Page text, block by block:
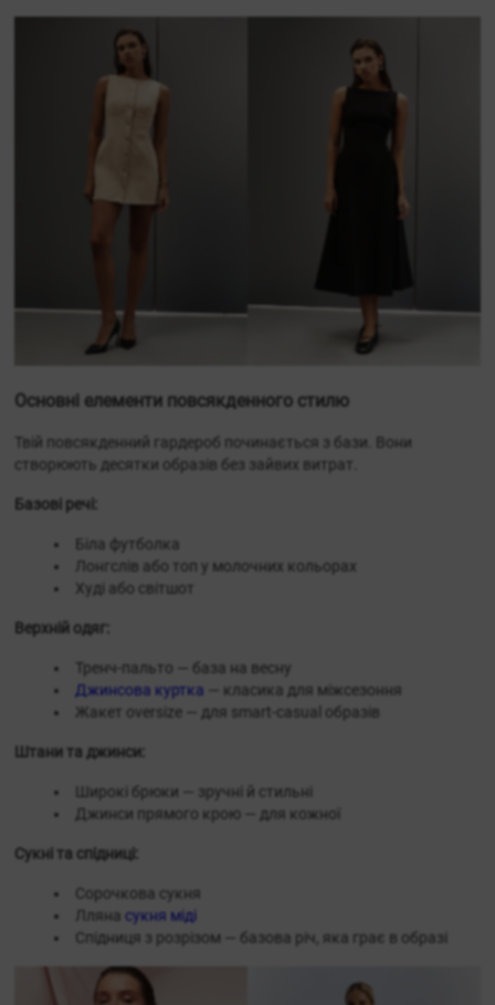
Основні елементи повсякденного стилю
Твій повсякденний гардероб починається з бази. Вони
створюють десятки образів без зайвих витрат.
Базові речі:
Біла футболка
Лонгслів або топ у молочних кольорах
Худі або світшот
Верхній одяг:
Тренч-пальто — база на весну
Джинсова куртка — класика для міжсезоння
Жакет oversize — для smart-casual образів
Штани та джинси:
Широкі брюки — зручні й стильні
Джинси прямого крою — для кожної
Сукні та спідниці:
Сорочкова сукня
Ллянасукня міді
Спідниця з розрізом — базова річ, яка грає в образі